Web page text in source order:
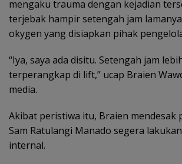
mengaku trauma dengan kejadian
terjebak hampir setengah jam
okygen yang disiapkan pihak
“Iya, saya ada disitu. Setengah jam
terperangkap di lift,” ucap Braien
media.
Akibat peristiwa itu, Braien mendesak
Sam Ratulangi Manado segera
internal.